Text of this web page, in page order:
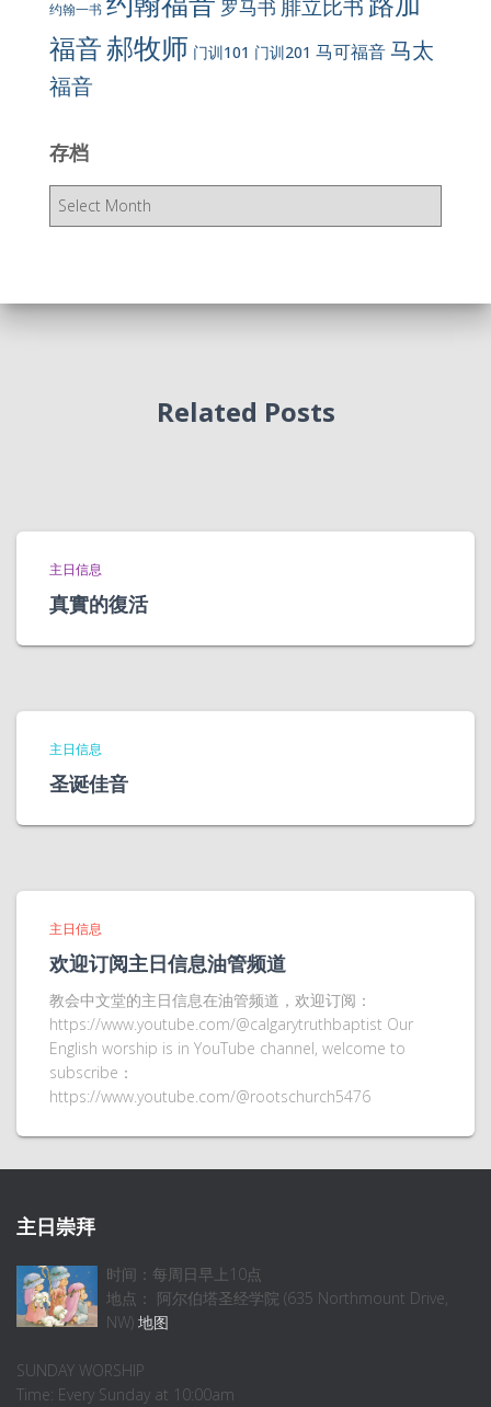
约翰一书 罗马书 腓立比书
福音郝牧师 门训101 门训201 马可福音马太
福音
存档
存
Related Posts
主日信息
真實的復活
主日信息
圣诞佳音
主日信息
欢迎订阅主日信息油管频道
教会中文堂的主日信息在油管频道，欢迎订阅：
https://www.youtube.com/@calgarytruthbaptist Our
English worship is in YouTube channel, welcome to
subscribe：
https://www.youtube.com/@rootschurch5476
主日崇拜
时间：每周日早上10点
地点： 阿尔伯塔圣经学院 (635 Northmount Drive,
NW) 地图
SUNDAY WORSHIP
Time: Every Sunday at 10:00am